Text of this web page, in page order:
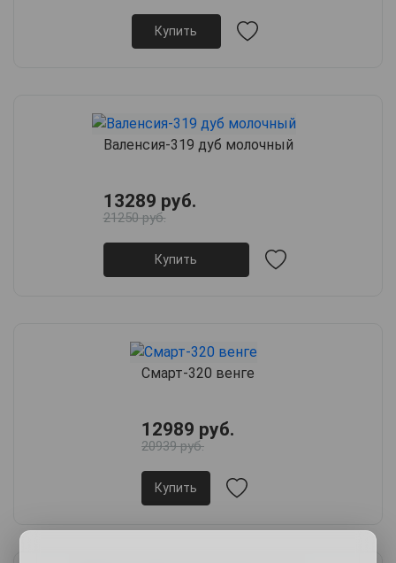
Купить
Валенсия-319 дуб молочный
13289 руб.
21250 руб.
Купить
Смарт-320 венге
12989 руб.
20939 руб.
Купить